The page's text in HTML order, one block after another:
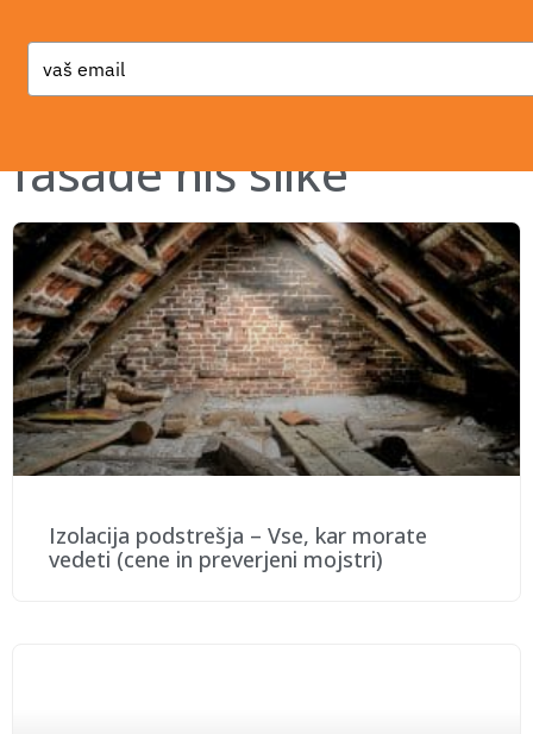
fasade hiš slike
Izolacija podstrešja – Vse, kar morate
vedeti (cene in preverjeni mojstri)
Type
email